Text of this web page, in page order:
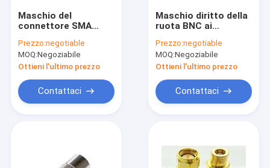
Maschio del
connettore SMA
SMA rf alla
riflessione bassa
dell'adattatore
femminile di F
Prezzo:negotiable
MOQ:Negoziabile
Ottieni l'ultimo prezzo
Contattaci
Maschio diritto della
ruota BNC ai
di radiofrequenza
dell'adattatore
SO239 PL259 di
frequenza
ultraelevata
Prezzo:negotiable
MOQ:Negoziabile
Ottieni l'ultimo prezzo
Contattaci